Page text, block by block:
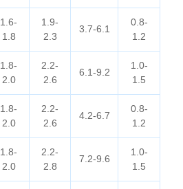
1.6-
1.8
1.9-
2.3
3.7-6.1
0.8-
1.2
1.8-
2.0
2.2-
2.6
6.1-9.2
1.0-
1.5
1.8-
2.0
2.2-
2.6
4.2-6.7
0.8-
1.2
1.8-
2.0
2.2-
2.8
7.2-9.6
1.0-
1.5